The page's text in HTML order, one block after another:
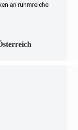
an ruhmreiche